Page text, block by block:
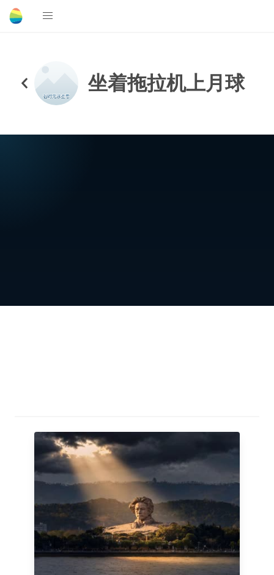
坐着拖拉机上月球